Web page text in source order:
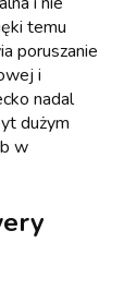
temu
poruszanie
i
nadal
dużym
w